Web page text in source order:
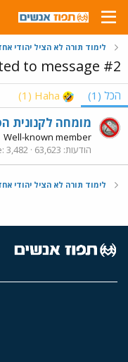
לימוד תורה לא הציל יהודי
to message #2
הכל (1)
Haha
(1)
מומחה לקנונית
Well-known member
הודעות 63,623
3,482
לימוד תורה לא הציל יהודי